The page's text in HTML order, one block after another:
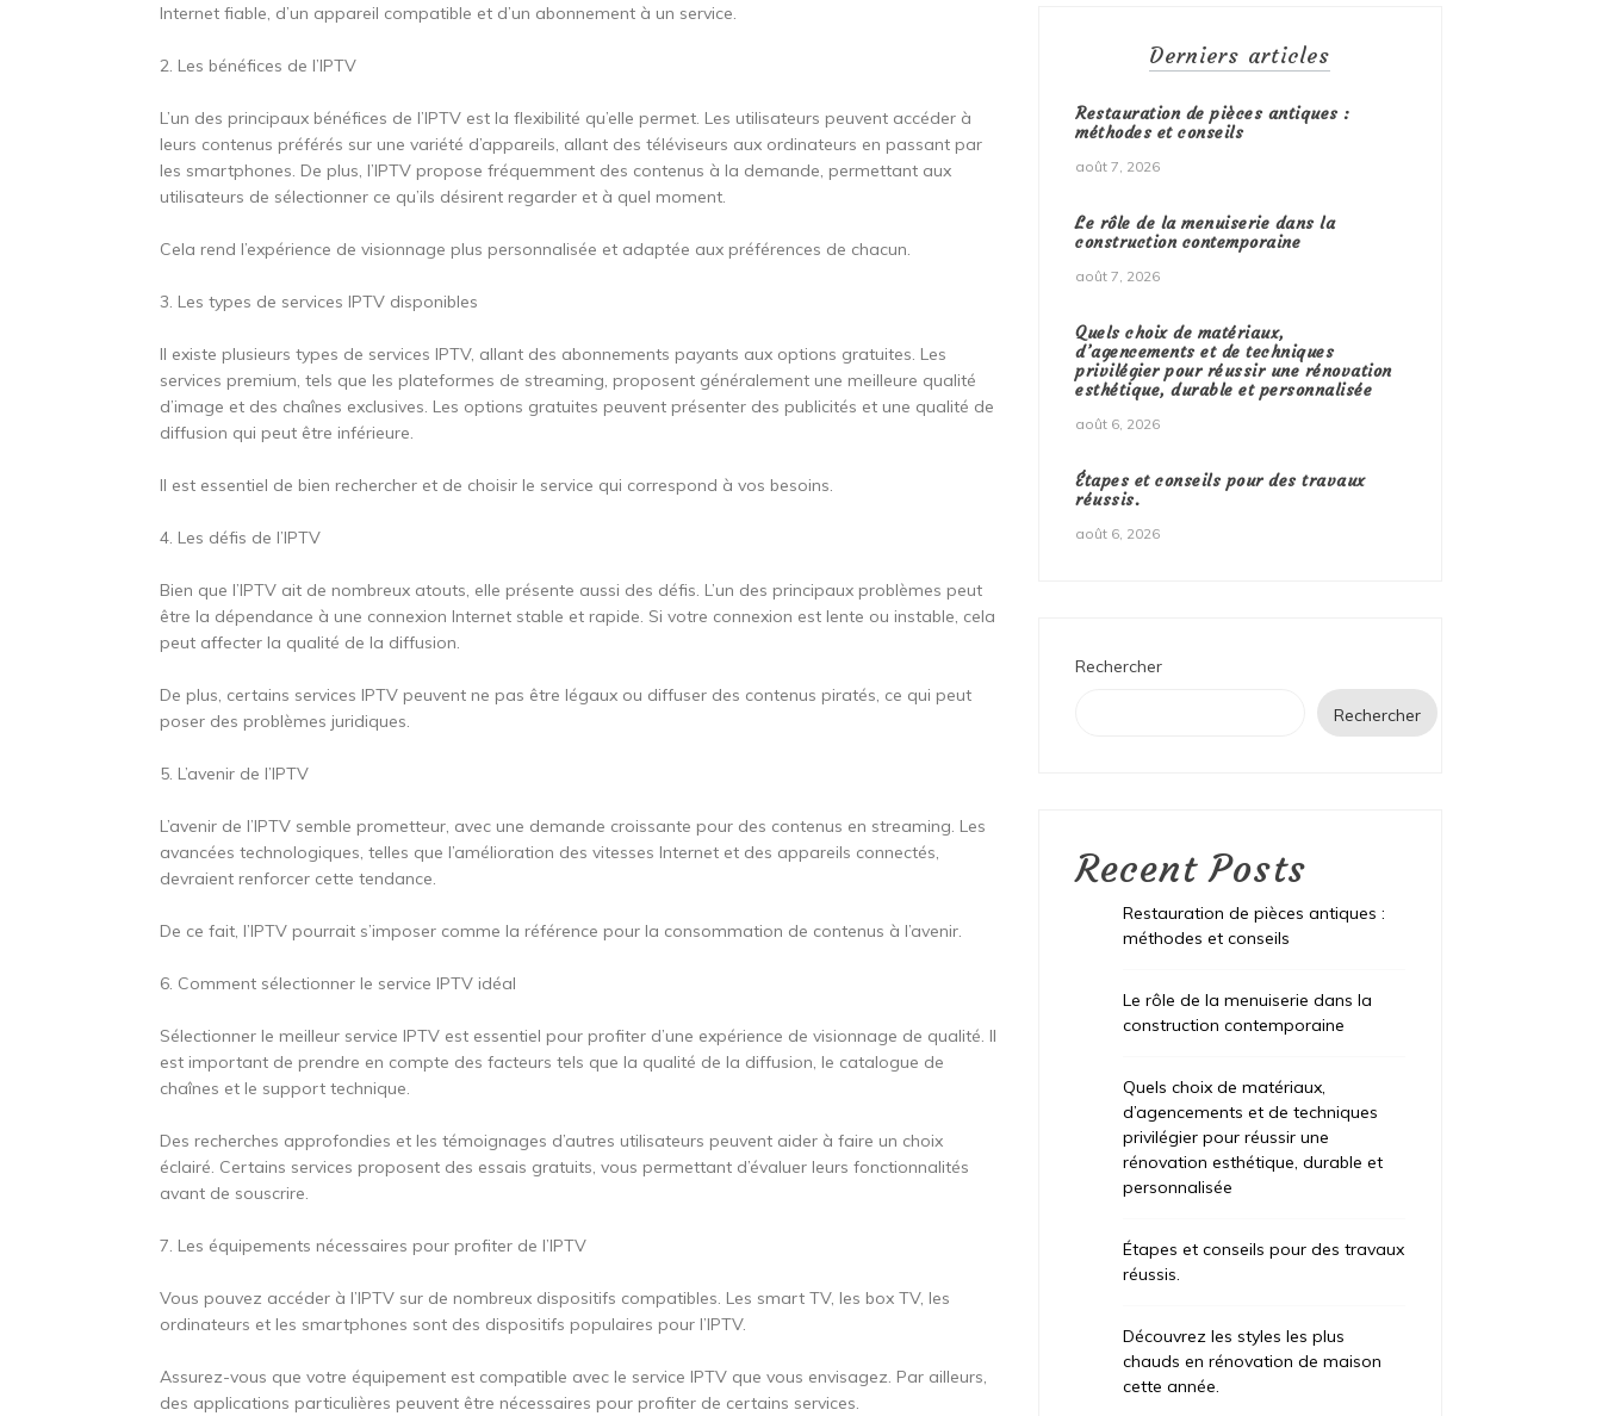
Internet fiable, d’un appareil compatible et d’un abonnement à un service.
2. Les bénéfices de l’IPTV
L’un des principaux bénéfices de l’IPTV est la flexibilité qu’elle permet. Les utilisateurs peuvent accéder à
leurs contenus préférés sur une variété d’appareils, allant des téléviseurs aux ordinateurs en passant par
les smartphones. De plus, l’IPTV propose fréquemment des contenus à la demande, permettant aux
utilisateurs de sélectionner ce qu’ils désirent regarder et à quel moment.
Cela rend l’expérience de visionnage plus personnalisée et adaptée aux préférences de chacun.
3. Les types de services IPTV disponibles
Il existe plusieurs types de services IPTV, allant des abonnements payants aux options gratuites. Les
services premium, tels que les plateformes de streaming, proposent généralement une meilleure qualité
d’image et des chaînes exclusives. Les options gratuites peuvent présenter des publicités et une qualité de
diffusion qui peut être inférieure.
Il est essentiel de bien rechercher et de choisir le service qui correspond à vos besoins.
4. Les défis de l’IPTV
Bien que l’IPTV ait de nombreux atouts, elle présente aussi des défis. L’un des principaux problèmes peut
être la dépendance à une connexion Internet stable et rapide. Si votre connexion est lente ou instable, cela
peut affecter la qualité de la diffusion.
De plus, certains services IPTV peuvent ne pas être légaux ou diffuser des contenus piratés, ce qui peut
poser des problèmes juridiques.
5. L’avenir de l’IPTV
L’avenir de l’IPTV semble prometteur, avec une demande croissante pour des contenus en streaming. Les
avancées technologiques, telles que l’amélioration des vitesses Internet et des appareils connectés,
devraient renforcer cette tendance.
De ce fait, l’IPTV pourrait s’imposer comme la référence pour la consommation de contenus à l’avenir.
6. Comment sélectionner le service IPTV idéal
Sélectionner le meilleur service IPTV est essentiel pour profiter d’une expérience de visionnage de qualité. Il
est important de prendre en compte des facteurs tels que la qualité de la diffusion, le catalogue de
chaînes et le support technique.
Des recherches approfondies et les témoignages d’autres utilisateurs peuvent aider à faire un choix
éclairé. Certains services proposent des essais gratuits, vous permettant d’évaluer leurs fonctionnalités
avant de souscrire.
7. Les équipements nécessaires pour profiter de l’IPTV
Vous pouvez accéder à l’IPTV sur de nombreux dispositifs compatibles. Les smart TV, les box TV, les
ordinateurs et les smartphones sont des dispositifs populaires pour l’IPTV.
Assurez-vous que votre équipement est compatible avec le service IPTV que vous envisagez. Par ailleurs,
des applications particulières peuvent être nécessaires pour profiter de certains services.
Derniers articles
Restauration de pièces antiques :
méthodes et conseils
août 7, 2026
Le rôle de la menuiserie dans la
construction contemporaine
août 7, 2026
Quels choix de matériaux,
d’agencements et de techniques
privilégier pour réussir une rénovation
esthétique, durable et personnalisée
août 6, 2026
Étapes et conseils pour des travaux
réussis.
août 6, 2026
Rechercher
Rechercher
Recent Posts
Restauration de pièces antiques :
méthodes et conseils
Le rôle de la menuiserie dans la
construction contemporaine
Quels choix de matériaux,
d’agencements et de techniques
privilégier pour réussir une
rénovation esthétique, durable et
personnalisée
Étapes et conseils pour des travaux
réussis.
Découvrez les styles les plus
chauds en rénovation de maison
cette année.